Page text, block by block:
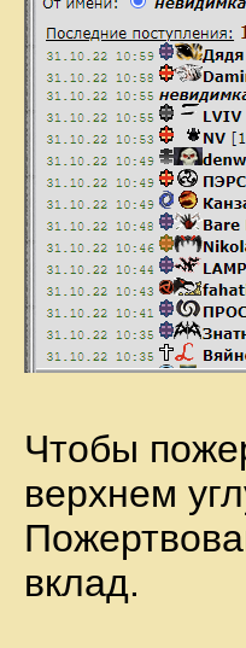
Чтобы
верхнем
вклад.